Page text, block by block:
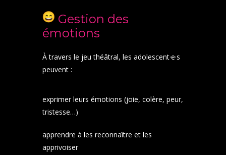
Gestion des
émotions
À travers le jeu théâtral, les adolescent·e·s
peuvent :
exprimer leurs émotions (joie, colère, peur,
tristesse…)
apprendre à les reconnaître et les
apprivoiser